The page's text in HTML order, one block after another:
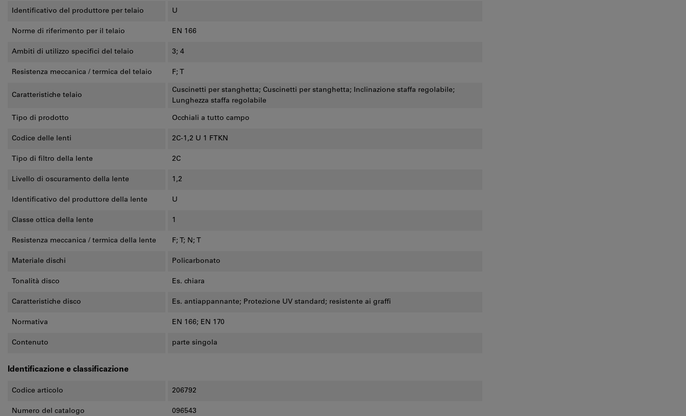
Identificativo del produttore per telaio U
Norme di riferimento per il telaio EN 166
Ambiti di utilizzo specifici del telaio 3; 4
Resistenza meccanica / termica del telaio F; T
Caratteristiche telaio
Cuscinetti per stanghetta; Cuscinetti per stanghetta; Inclinazione staffa regolabile;
Lunghezza staffa regolabile
Tipo di prodotto Occhiali a tutto campo
Codice delle lenti 2C-1,2 U 1 FTKN
Tipo di filtro della lente 2C
Livello di oscuramento della lente 1,2
Identificativo del produttore della lente U
Classe ottica della lente 1
Resistenza meccanica / termica della lente F; T; N; T
Materiale dischi Policarbonato
Tonalità disco Es. chiara
Caratteristiche disco Es. antiappannante; Protezione UV standard; resistente ai graffi
Normativa EN 166; EN 170
Contenuto parte singola
Identificazione e classificazione
Codice articolo 206792
Numero del catalogo 096543